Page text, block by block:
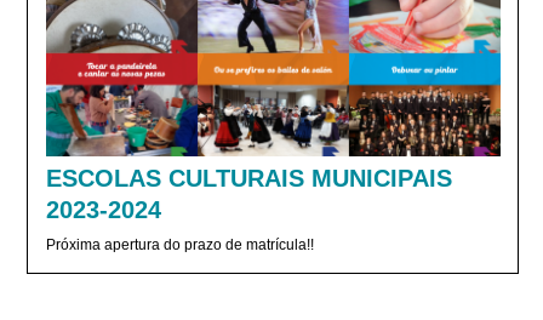
ESCOLAS CULTURAIS MUNICIPAIS
2023-2024
Próxima apertura do prazo de matrícula!!